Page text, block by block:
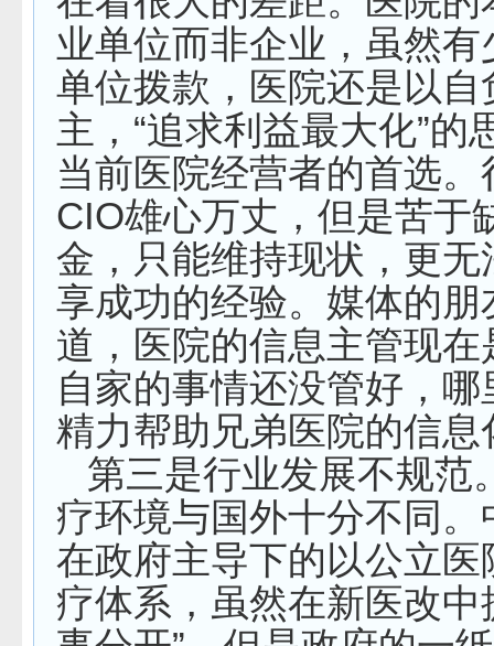
业单位而非企业，虽然有
单位拨款，医院还是以自
主，“追求利益最大化”的
当前医院经营者的首选
CIO雄心万丈，但是苦于
金，只能维持现状，更无
享成功的经验。媒体的朋
道，医院的信息主管现在
自家的事情还没管好，
精力帮助兄弟医院的信息
第三是行业发展不规范
疗环境与国外十分不同。
在政府主导下的以公立医
疗体系，虽然在新医改中